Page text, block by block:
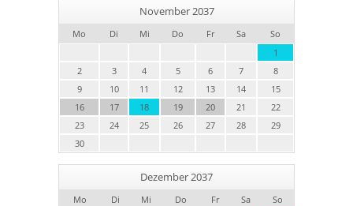
November 2037
Mo Di Mi Do Fr Sa
So
1
2
3 4 5 6 7
8
9
10 11 12 13 14
15
16
17 18 19 20 21
22
23
24 25 26 27 28
29
30
Dezember 2037
Mo Di Mi Do Fr Sa
So